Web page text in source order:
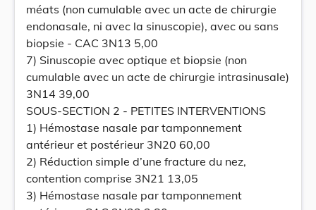
méats (non cumulable avec un acte de chirurgie
endonasale, ni avec la sinuscopie), avec ou sans
biopsie - CAC 3N13 5,00
7) Sinuscopie avec optique et biopsie (non
cumulable avec un acte de chirurgie intrasinusale)
3N14 39,00
SOUS-SECTION 2 - PETITES INTERVENTIONS
1) Hémostase nasale par tamponnement
antérieur et postérieur 3N20 60,00
2) Réduction simple d’une fracture du nez,
contention comprise 3N21 13,05
3) Hémostase nasale par tamponnement